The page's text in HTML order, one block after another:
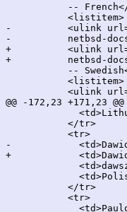
--
           <listitem>
-          <ulink
-          netbsd-
+          <ulink
+          netbsd-
--
           <listitem>
<ulink
@@ -172,23 +171,23 @@
           </tr>
           <tr>
-            <td>Dawid
+            <td>Dawid
           </tr>
           <tr>